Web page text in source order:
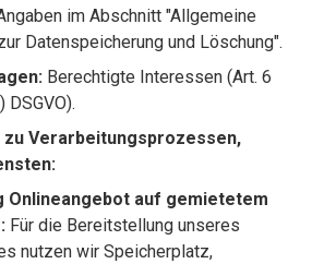
im Abschnitt "Allgemeine
Datenspeicherung und Löschung".
Berechtigte Interessen (Art. 6
DSGVO).
Verarbeitungsprozessen,
Onlineangebot auf gemietetem
Für die Bereitstellung unseres
nutzen wir Speicherplatz,